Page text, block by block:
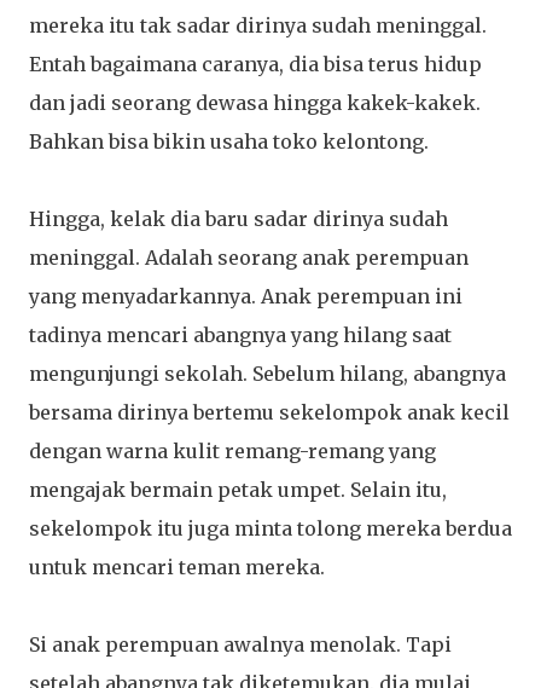
mereka itu tak sadar dirinya sudah meninggal.
Entah bagaimana caranya, dia bisa terus hidup
dan jadi seorang dewasa hingga kakek-kakek.
Bahkan bisa bikin usaha toko kelontong.
Hingga, kelak dia baru sadar dirinya sudah
meninggal. Adalah seorang anak perempuan
yang menyadarkannya. Anak perempuan ini
tadinya mencari abangnya yang hilang saat
mengunjungi sekolah. Sebelum hilang, abangnya
bersama dirinya bertemu sekelompok anak kecil
dengan warna kulit remang-remang yang
mengajak bermain petak umpet. Selain itu,
sekelompok itu juga minta tolong mereka berdua
untuk mencari teman mereka.
Si anak perempuan awalnya menolak. Tapi
setelah abangnya tak diketemukan, dia mulai